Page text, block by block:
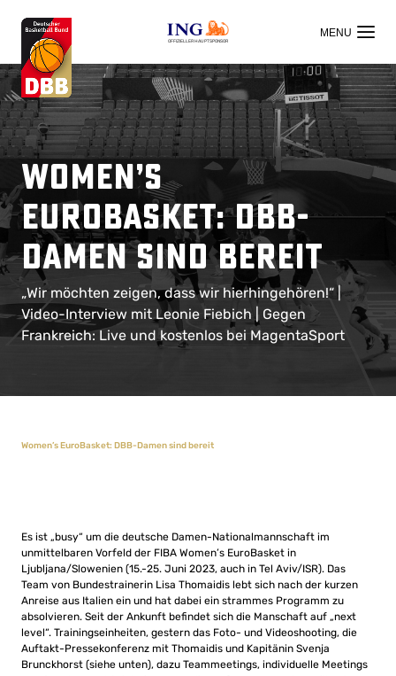
OFFIZIELLER HAUPTSPONSOR
Women’s
EuroBasket: DBB-
Damen sind bereit
„Wir möchten zeigen, dass wir hierhingehören!“ |
Video-Interview mit Leonie Fiebich | Gegen
Frankreich: Live und kostenlos bei MagentaSport
Women’s EuroBasket: DBB-Damen sind bereit
Es ist „busy“ um die deutsche Damen-Nationalmannschaft im
unmittelbaren Vorfeld der FIBA Women’s EuroBasket in
Ljubljana/Slowenien (15.-25. Juni 2023, auch in Tel Aviv/ISR). Das
Team von Bundestrainerin Lisa Thomaidis lebt sich nach der kurzen
Anreise aus Italien ein und hat dabei ein strammes Programm zu
absolvieren. Seit der Ankunft befindet sich die Manschaft auf „next
level“. Trainingseinheiten, gestern das Foto- und Videoshooting, die
Auftakt-Pressekonferenz mit Thomaidis und Kapitänin Svenja
Brunckhorst (siehe unten), dazu Teammeetings, individuelle Meetings